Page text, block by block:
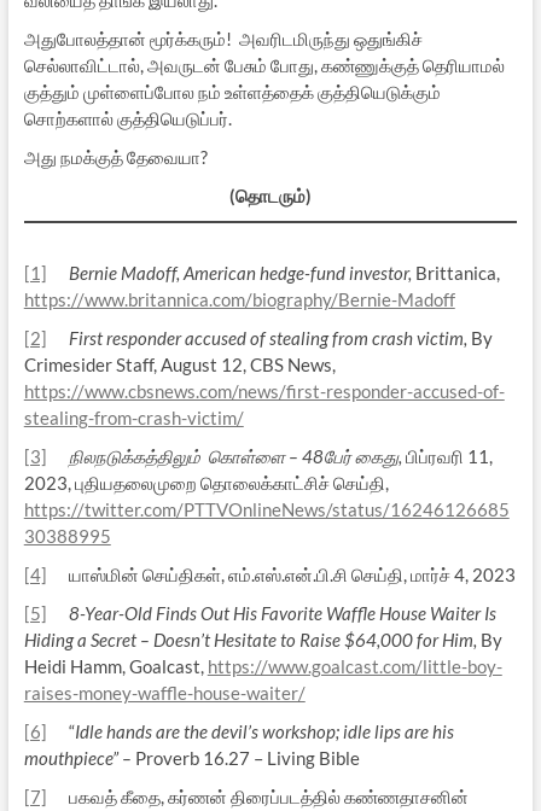
அதுபோலத்தான் மூர்க்கரும்! அவரிடமிருந்து ஒதுங்கிச்
செல்லாவிட்டால், அவருடன் பேசும் போது, கண்ணுக்குத் தெரியாமல்
குத்தும் முள்ளைப்போல நம் உள்ளத்தைக் குத்தியெடுக்கும்
சொற்களால் குத்தியெடுப்பர்.
அது நமக்குத் தேவையா?
(தொடரும்)
[1] Bernie Madoff, American hedge-fund investor, Brittanica,
https://www.britannica.com/biography/Bernie-Madoff
[2]
First responder accused of stealing from crash victim, By
Crimesider Staff, August 12, CBS News,
https://www.cbsnews.com/news/first-responder-accused-of-
stealing-from-crash-victim/
[3]
நிலநடுக்கத்திலும் கொள்ளை – 48பேர் கைது, பிப்ரவரி 11,
2023, புதியதலைமுறை தொலைக்காட்சிச் செய்தி,
https://twitter.com/PTTVOnlineNews/status/16246126685
30388995
[4] யாஸ்மின் செய்திகள், எம்.எஸ்.என்.பி.சி செய்தி, மார்ச் 4, 2023
[5]
8-Year-Old Finds Out His Favorite Waffle House Waiter Is
Hiding a Secret – Doesn’t Hesitate to Raise $64,000 for Him, By
Heidi Hamm, Goalcast, https://www.goalcast.com/little-boy-
raises-money-waffle-house-waiter/
[6] “Idle hands are the devil’s workshop; idle lips are his
mouthpiece”– Proverb 16.27 – Living Bible
[7] பகவத் கீதை, கர்ணன் திரைப்படத்தில் கண்ணதாசனின்